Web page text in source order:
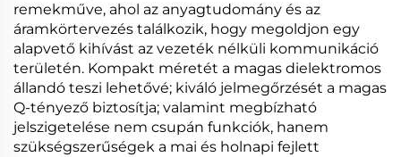
remekműve, ahol az anyagtudomány és az
áramkörtervezés találkozik, hogy megoldjon egy
alapvető kihívást az vezeték nélküli kommunikáció
területén. Kompakt méretét a magas dielektromos
állandó teszi lehetővé; kiváló jelmegőrzését a magas
Q-tényező biztosítja; valamint megbízható
jelszigetelése nem csupán funkciók, hanem
szükségszerűségek a mai és holnapi fejlett